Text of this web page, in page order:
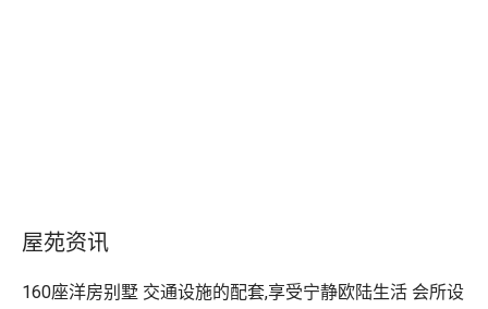
屋苑资讯
160座洋房别墅 交通设施的配套,享受宁静欧陆生活 会所设